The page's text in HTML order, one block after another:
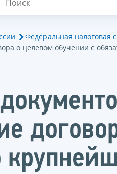
Федеральная налоговая
о целевом обучении с